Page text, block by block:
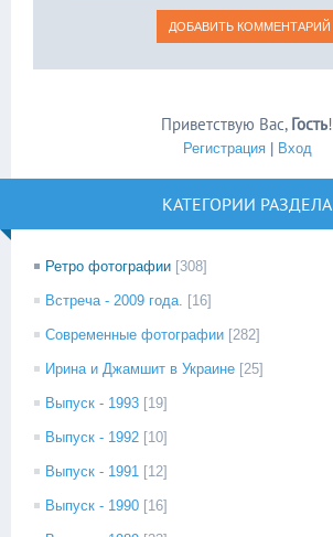
Приветствую Вас, Гость!
Регистрация| Вход
КАТЕГОРИИ РАЗДЕЛА
Ретро фотографии [308]
Встреча - 2009 года. [16]
Современные фотографии [282]
Ирина и Джамшит в Украине [25]
Выпуск - 1993 [19]
Выпуск - 1992 [10]
Выпуск - 1991 [12]
Выпуск - 1990 [16]